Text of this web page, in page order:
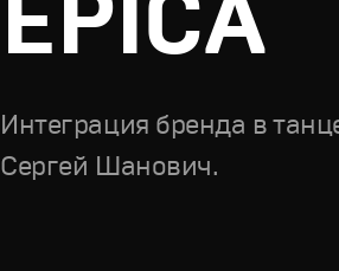
Интеграция бренда в
Сергей Шанович.